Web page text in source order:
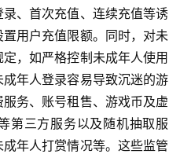
、首次充值、连续充值等诱
用户充值限额。同时，对未
，如严格控制未成年人使用
年人登录容易导致沉迷的游
务、账号租售、游戏币及虚
第三方服务以及随机抽取服
年人打赏情况等。这些监管